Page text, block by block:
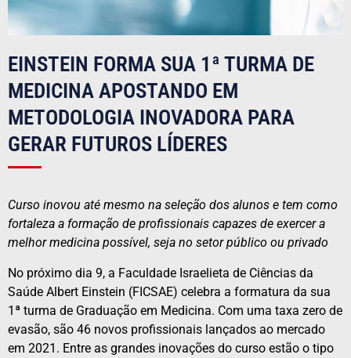
EINSTEIN FORMA SUA 1ª TURMA DE
MEDICINA APOSTANDO EM
METODOLOGIA INOVADORA PARA
GERAR FUTUROS LÍDERES
Curso inovou até mesmo na seleção dos alunos e tem como
fortaleza a formação de profissionais capazes de exercer a
melhor medicina possível, seja no setor público ou privado
No próximo dia 9, a Faculdade Israelieta de Ciências da
Saúde Albert Einstein (FICSAE) celebra a formatura da sua
1ª turma de Graduação em Medicina. Com uma taxa zero de
evasão, são 46 novos profissionais lançados ao mercado
em 2021. Entre as grandes inovações do curso estão o tipo